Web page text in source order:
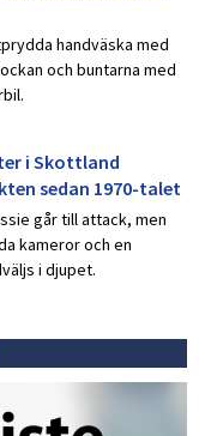
handväska med
och buntarna med
i Skottland
sedan 1970-talet
går till attack, men
kameror och en
i djupet.